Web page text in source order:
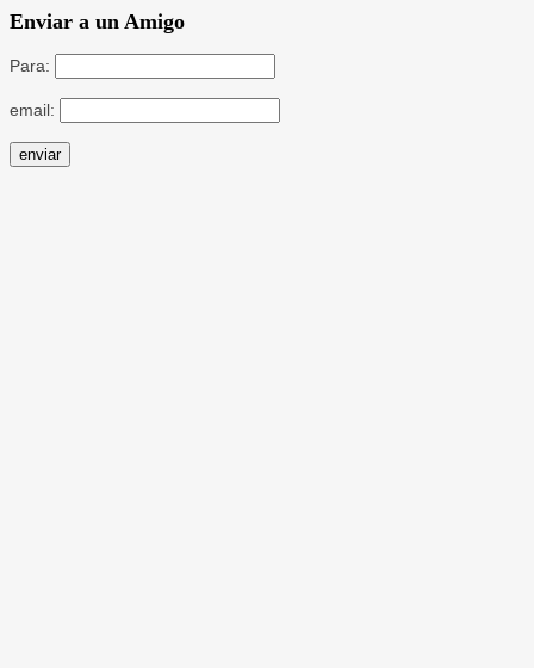
Enviar a un Amigo
Para:
email: